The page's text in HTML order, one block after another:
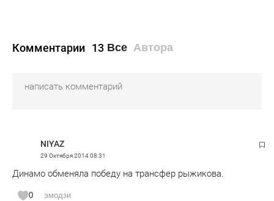
Комментарии 13 Все Автора
NIYAZ
29 Октября 201408:31
Динамо обменяла победу на трансфер рыжикова.
0 эмодзи